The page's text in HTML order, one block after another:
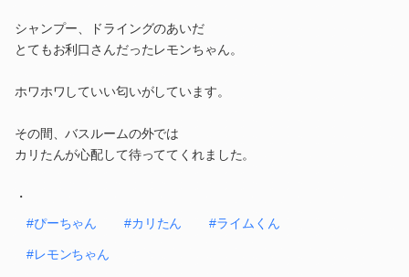
シャンプー、ドライングのあいだ
とてもお利口さんだったレモンちゃん。
ホワホワしていい匂いがしています。
その間、バスルームの外では
カリたんが心配して待っててくれました。
・
#ぴーちゃん
#カリたん #ライムくん
#レモンちゃん